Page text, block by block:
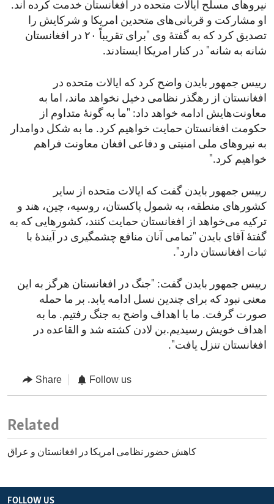
نیروهای مسلح ایالات متحده در افغانستان خدمت کرده اند.
او مشارکت و قربانی‌های متحدین امریکا و شرکایش را
تصدیق کرد که به گفتۀ وی "برای تقریباً ۲۰ در افغانستان
شانه به شانه" در کنار امریکا ایستادند.
رییس جمهور بایدن واضح کرد که ایالات متحده در
افغانستان از رهگذر نظامی دخیل نخواهد ماند، اما به
معاونت‌هایش ادامه خواهد داد: "ما به گونۀ متداوم از
حکومت افغانستان حمایت خواهیم کرد. ما به شکل دوامدار
به نیروهای ملی امنیتی و دفاعی افغان معاونت فراهم
خواهیم کرد."
رییس جمهور بایدن گفت که ایالات متحده از سایر
کشورهای منطقه، به شمول پاکستان، روسیه، چین، هند و
ترکیه می‌خواهد از افغانستان حمایت کنند، کشورهایی که به
گفتۀ آقای بایدن "تمامی آنان منافع چشمگیری در آیندۀ با
ثبات افغانستان دارد".
رییس جمهور بایدن گفت: "جنگ در افغانستان هرگز به این
معنی نبود که برای چندین نسل ادامه یابد. بر ما حمله
صورت گرفت. ما با اهداف واضح به جنگ رفتیم. ما به
اهداف خویش رسیدیم.بن لادن کشته شد و القاعده در
افغانستان تنزل یافت".
Share Follow us
Related
کاهش حضور نظامی امریکا در افغانستان و عراق
FOLLOW US